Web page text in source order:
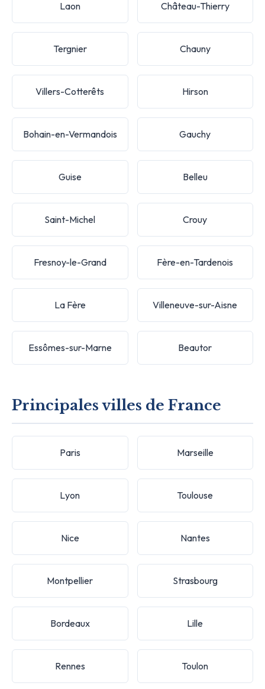
Laon Château-Thierry
Tergnier Chauny
Villers-Cotterêts Hirson
Bohain-en-Vermandois Gauchy
Guise Belleu
Saint-Michel Crouy
Fresnoy-le-Grand Fère-en-Tardenois
La Fère Villeneuve-sur-Aisne
Essômes-sur-Marne Beautor
Principales villes de France
Paris Marseille
Lyon Toulouse
Nice Nantes
Montpellier Strasbourg
Bordeaux Lille
Rennes Toulon